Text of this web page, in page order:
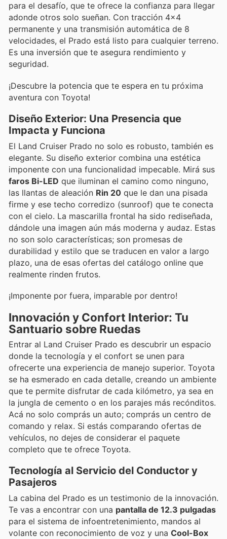
para el desafío, que te ofrece la confianza para llegar
adonde otros solo sueñan. Con tracción 4x4
permanente y una transmisión automática de 8
velocidades, el Prado está listo para cualquier terreno.
Es una inversión que te asegura rendimiento y
seguridad.
¡Descubre la potencia que te espera en tu próxima
aventura con Toyota!
Diseño Exterior: Una Presencia que
Impacta y Funciona
El Land Cruiser Prado no solo es robusto, también es
elegante. Su diseño exterior combina una estética
imponente con una funcionalidad impecable. Mirá sus
faros Bi-LED que iluminan el camino como ninguno,
las llantas de aleación Rin 20 que le dan una pisada
firme y ese techo corredizo (sunroof) que te conecta
con el cielo. La mascarilla frontal ha sido rediseñada,
dándole una imagen aún más moderna y audaz. Estas
no son solo características; son promesas de
durabilidad y estilo que se traducen en valor a largo
plazo, una de esas ofertas del catálogo online que
realmente rinden frutos.
¡Imponente por fuera, imparable por dentro!
Innovación y Confort Interior: Tu
Santuario sobre Ruedas
Entrar al Land Cruiser Prado es descubrir un espacio
donde la tecnología y el confort se unen para
ofrecerte una experiencia de manejo superior. Toyota
se ha esmerado en cada detalle, creando un ambiente
que te permite disfrutar de cada kilómetro, ya sea en
la jungla de cemento o en los parajes más recónditos.
Acá no solo comprás un auto; comprás un centro de
comando y relax. Si estás comparando ofertas de
vehículos, no dejes de considerar el paquete
completo que te ofrece Toyota.
Tecnología al Servicio del Conductor y
Pasajeros
La cabina del Prado es un testimonio de la innovación.
Te vas a encontrar con una pantalla de 12.3 pulgadas
para el sistema de infoentretenimiento, mandos al
volante con reconocimiento de voz y una Cool-Box